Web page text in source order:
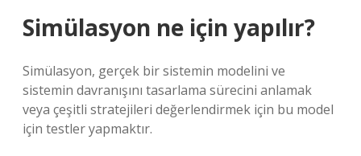
Simülasyon ne için yapılır?
Simülasyon, gerçek bir sistemin modelini ve
sistemin davranışını tasarlama sürecini anlamak
veya çeşitli stratejileri değerlendirmek için bu model
için testler yapmaktır.